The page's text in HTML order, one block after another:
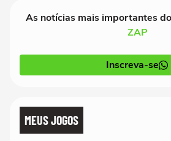
As notícias mais importantes
ZAP
Inscreva-se
MEUS JOGOS